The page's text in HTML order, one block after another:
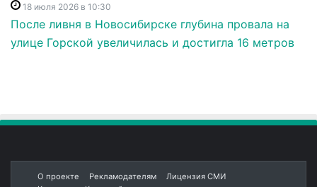
18 июля 2026 в 10:30
После ливня в Новосибирске глубина провала на
улице Горской увеличилась и достигла 16 метров
О проекте Рекламодателям
Лицензия СМИ